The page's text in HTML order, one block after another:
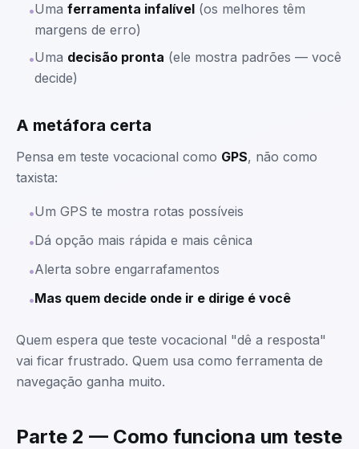
•Uma ferramenta infalível (os melhores têm
margens de erro)
•Uma decisão pronta (ele mostra padrões — você
decide)
A metáfora certa
Pensa em teste vocacional como GPS, não como
taxista:
•Um GPS te mostra rotas possíveis
•Dá opção mais rápida e mais cênica
•Alerta sobre engarrafamentos
•Mas quem decide onde ir e dirige é você
Quem espera que teste vocacional "dê a resposta"
vai ficar frustrado. Quem usa como ferramenta de
navegação ganha muito.
Parte 2 — Como funciona um teste